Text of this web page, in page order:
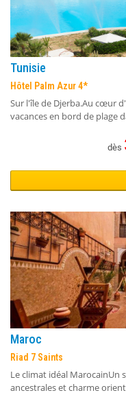
Tunisie
Hôtel Palm Azur 4*
Sur l'île de Djerba.Au cœur
vacances en bord de plage
dès
Maroc
Riad 7 Saints
Le climat idéal MarocainUn
ancestrales et charme